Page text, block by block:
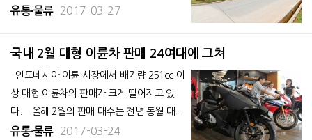
9% 증가한 2조 5,300억 루피아(약 2,132억
내수 판매가 차지했다. 내수 매출은
유통∙물류 2017-03-27
국내 2월 대형 이륜차 판매 24여대에 그쳐
상 대형 이륜차의 판매가 크게 떨어지고 있
다. 올해 2월의 판매 대수는 전년 동월 대비
43% 감소한 24대에 그쳤다. 인도네시아
유통∙물류 2017-03-24